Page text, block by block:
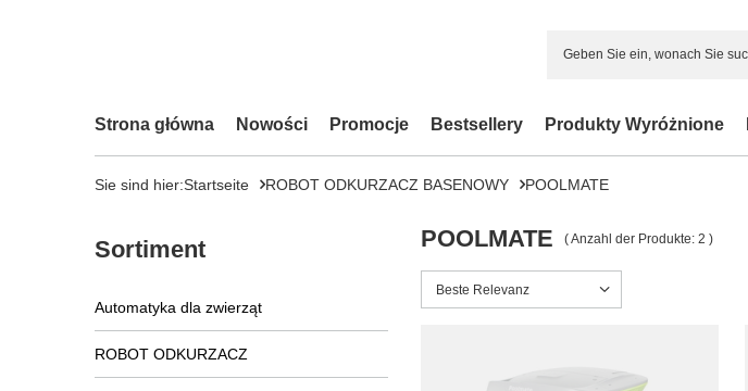
Strona główna Nowości Promocje Bestsellery Produkty Wyróżnione
Sie sind hier:Startseite ROBOT ODKURZACZ BASENOWY POOLMATE
Sortiment
Automatyka dla zwierząt
ROBOT ODKURZACZ
POOLMATE ( Anzahl der Produkte: 2 )
Sortierung ändern
Beste Relevanz